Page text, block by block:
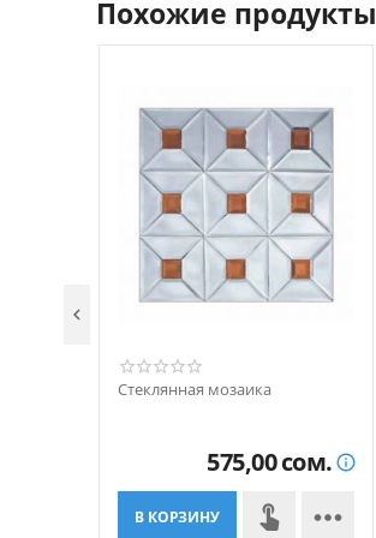
Похожие продукты
Стеклянная мозаика
575,00сом. 
В КОРЗИНУ 
